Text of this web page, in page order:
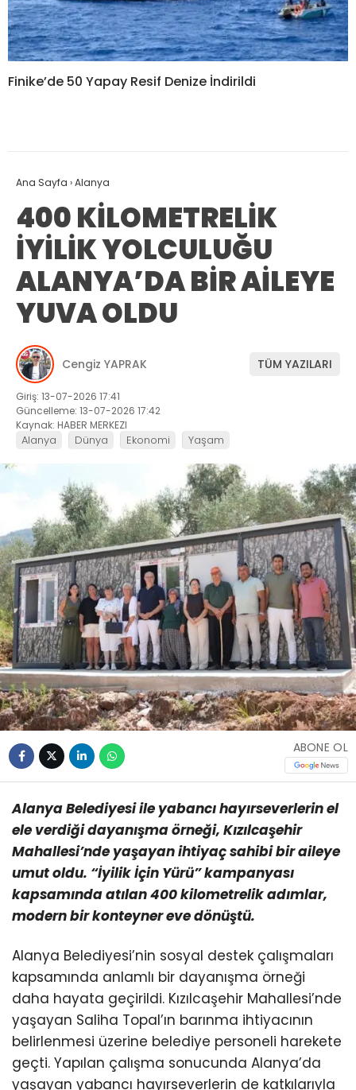
Finike’de 50 Yapay Resif Denize İndirildi
Ana Sayfa ›Alanya
400 KİLOMETRELİK
İYİLİK YOLCULUĞU
ALANYA’DA BİR AİLEYE
YUVA OLDU
Cengiz YAPRAK TÜM YAZILARI
Giriş: 13-07-2026 17:41
Güncelleme: 13-07-2026 17:42
Kaynak: HABER MERKEZI
Alanya Dünya Ekonomi Yaşam
ABONE OL
Alanya Belediyesi ile yabancı hayırseverlerin el
ele verdiği dayanışma örneği, Kızılcaşehir
Mahallesi’nde yaşayan ihtiyaç sahibi bir aileye
umut oldu. “İyilik İçin Yürü” kampanyası
kapsamında atılan 400 kilometrelik adımlar,
modern bir konteyner eve dönüştü.
Alanya Belediyesi’nin sosyal destek çalışmaları
kapsamında anlamlı bir dayanışma örneği
daha hayata geçirildi. Kızılcaşehir Mahallesi’nde
yaşayan Saliha Topal’ın barınma ihtiyacının
belirlenmesi üzerine belediye personeli harekete
geçti. Yapılan çalışma sonucunda Alanya’da
yaşayan yabancı hayırseverlerin de katkılarıyla